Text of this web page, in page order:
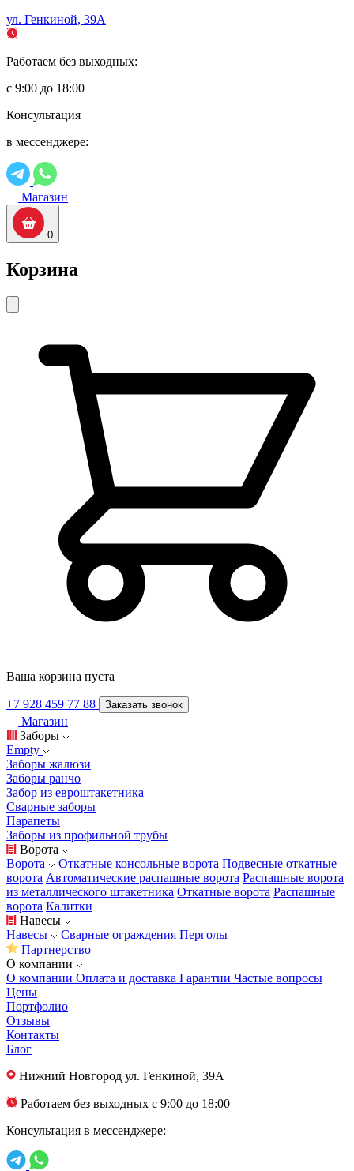
ул. Генкиной, 39А
Работаем без выходных:
с 9:00 до 18:00
Консультация
в мессенджере:
Магазин
0
Корзина
Ваша корзина пуста
+7 928 459 77 88 Заказать звонок
Магазин
Заборы
Empty
Заборы жалюзи
Заборы ранчо
Забор из евроштакетника
Сварные заборы
Парапеты
Заборы из профильной трубы
Ворота
Ворота
Откатные консольные ворота Подвесные откатные
ворота Автоматические распашные ворота Распашные ворота
из металлического штакетника Откатные ворота Распашные
ворота Калитки
Навесы
Навесы
Сварные ограждения Перголы
Партнерство
О компании
О компании Оплата и доставка Гарантии Частые вопросы
Цены
Портфолио
Отзывы
Контакты
Блог
Нижний Новгород ул. Генкиной, 39А
Работаем без выходных с 9:00 до 18:00
Консультация в мессенджере: